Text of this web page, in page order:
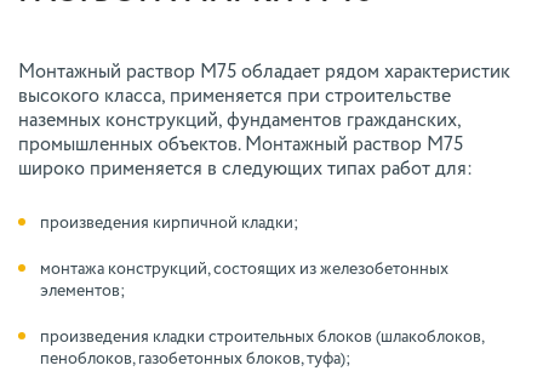
Монтажный раствор М75 обладает рядом характеристик
высокого класса, применяется при строительстве
наземных конструкций, фундаментов гражданских,
промышленных объектов. Монтажный раствор М75
широко применяется в следующих типах работ для:
произведения кирпичной кладки;
монтажа конструкций, состоящих из железобетонных
элементов;
произведения кладки строительных блоков (шлакоблоков,
пеноблоков, газобетонных блоков, туфа);